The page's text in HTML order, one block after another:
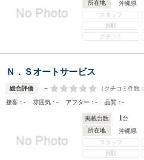
所在地
沖縄県
スタッフ
買取
クチコミ
Ｎ．Ｓオートサービス
総合評価 - （クチコミ件数：
接客：- 雰囲気：- アフター：- 品質：-
掲載台数 1台
所在地
沖縄県
スタッフ
買取